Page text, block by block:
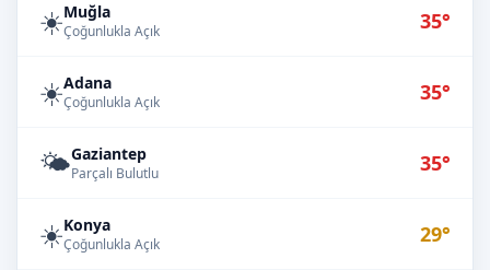
☀️Muğla
Çoğunlukla Açık 35°
☀️Adana
Çoğunlukla Açık 35°
🌤️Gaziantep
Parçalı Bulutlu 35°
☀️Konya
Çoğunlukla Açık 29°